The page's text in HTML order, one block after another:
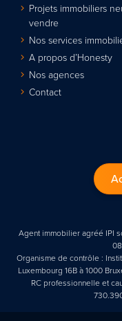
Projets immobiliers
vendre
Nos services
A propos d’Honesty
Nos agences
Contact
Agent immobilier agréé IPI
Organisme de contrôle :
Luxembourg 16B à 1000
RC professionnelle et